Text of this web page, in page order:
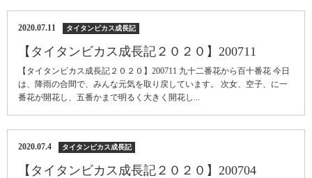
2020.07.11 タイタンビカス成長記
【タイタンビカス成長記２０２０】200711
【タイタンビカス成長記２０２０】200711 九十二番花から百十番花 今日
は、降雨の合間で、みんな元気を取り戻しています。 次女、空子、に一
番花が開花し、五番かまで明るく大きく開花し...
2020.07.4 タイタンビカス成長記
【タイタンビカス成長記２０２０】200704